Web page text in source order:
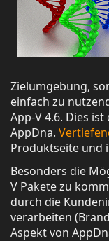
Zielumgebung,
einfach zu
App-V 4.6. Dies
AppDna.
Produktseite und
Besonders die
V Pakete zu
durch die
verarbeiten
Aspekt von